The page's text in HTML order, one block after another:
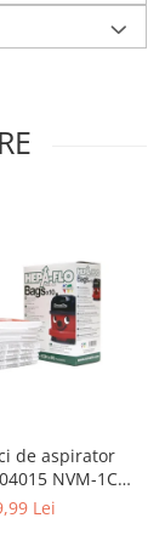
de aspirator
NVM-1CH,
9LLei